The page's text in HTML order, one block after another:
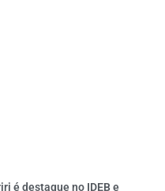
é destaque no IDEB e